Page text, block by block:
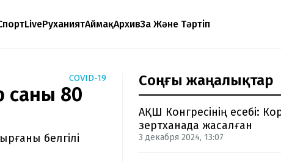
LiveРуханиятАймақАрхивЗаң Және Тәртіп
COVID-19
саны 80
белгілі
Соңғы жаңалықтар
АҚШ Конгресінің есебі:
зертханада жасалған
3 декабря 2024, 13:07